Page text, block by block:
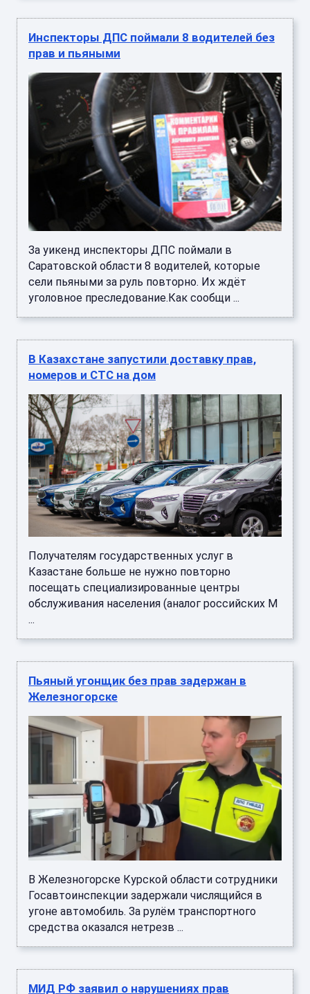
Инспекторы ДПС поймали 8 водителей без
прав и пьяными
За уикенд инспекторы ДПС поймали в
Саратовской области 8 водителей, которые
сели пьяными за руль повторно. Их ждёт
уголовное преследование.Как сообщи ...
В Казахстане запустили доставку прав,
номеров и СТС на дом
Получателям государственных услуг в
Казастане больше не нужно повторно
посещать специализированные центры
обслуживания населения (аналог российских М
...
Пьяный угонщик без прав задержан в
Железногорске
В Железногорске Курской области сотрудники
Госавтоинспекции задержали числящийся в
угоне автомобиль. За рулём транспортного
средства оказался нетрезв ...
МИД РФ заявил о нарушениях прав